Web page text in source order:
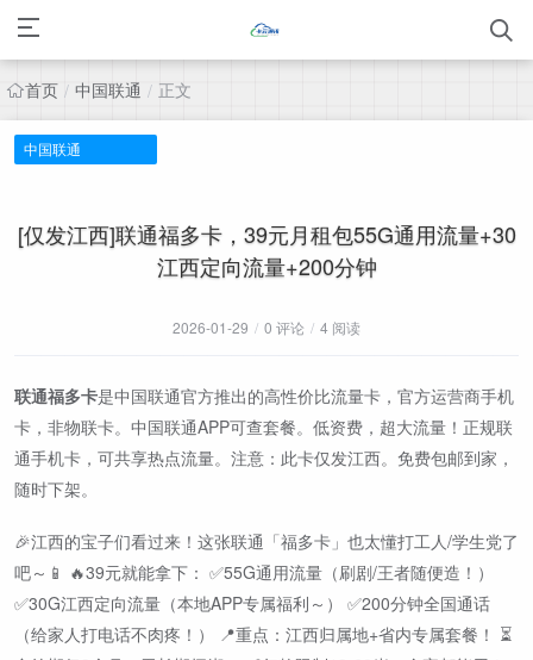
首页 / 中国联通 / 正文
中国联通
[仅发江西]联通福多卡，39元月租包55G通用流量+30
江西定向流量+200分钟
2026-01-29 / 0 评论 / 4 阅读
联通福多卡是中国联通官方推出的高性价比流量卡，官方运营商手机
卡，非物联卡。中国联通APP可查套餐。低资费，超大流量！正规联
通手机卡，可共享热点流量。注意：此卡仅发江西。免费包邮到家，
随时下架。
🎉江西的宝子们看过来！这张联通「福多卡」也太懂打工人/学生党了
吧～📱 🔥39元就能拿下： ✅55G通用流量（刷剧/王者随便造！）
✅30G江西定向流量（本地APP专属福利～） ✅200分钟全国通话
（给家人打电话不肉疼！） 📍重点：江西归属地+省内专属套餐！ ⏳